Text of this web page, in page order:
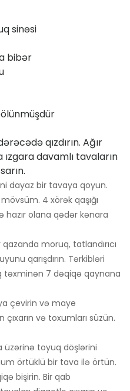
sinəsi
bibər
qızdırın. Ağır
davamlı tavaların
dayaz bir tavaya qoyun.
4 xörək qaşığı
olana qədər kənara
moruq, tatlandırıcı
qarışdırın. Tərkibləri
təxminən 7 dəqiqə qaynana
çevirin və maye
və toxumları süzün.
üzərinə toyuq döşlərini
örtüklü bir tava ilə örtün.
bişirin. Bir qab